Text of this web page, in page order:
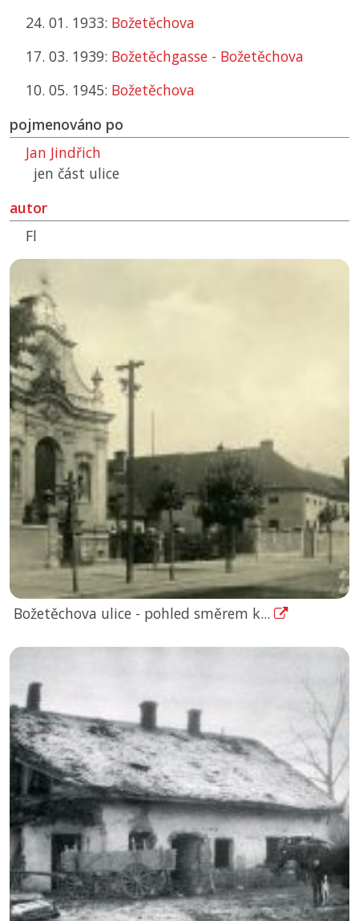
24. 01. 1933: Božetěchova
17. 03. 1939: Božetěchgasse - Božetěchova
10. 05. 1945: Božetěchova
pojmenováno po
Jan Jindřich
jen část ulice
autor
Fl
Božetěchova ulice - pohled směrem k...